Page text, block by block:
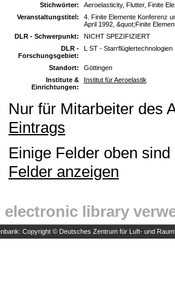
Stichwörter:
Aeroelasticity, Flutter, Finite
Veranstaltungstitel:
4. Finite Elemente Konferenz
April 1992, &quot;Finite
DLR - Schwerpunkt:
NICHT SPEZIFIZIERT
DLR -
Forschungsgebiet:
L ST - Starrflüglertechnologien
Standort:
Göttingen
Institute &
Einrichtungen:
Institut für Aeroelastik
Nur für Mitarbeiter des
Eintrags
Einige Felder oben
Felder anzeigen
electronic library
Copyright © Deutsches Zentrum für Luft- und